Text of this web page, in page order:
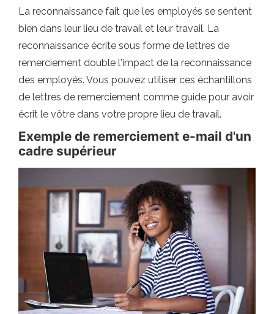
La reconnaissance fait que les employés se sentent
bien dans leur lieu de travail et leur travail. La
reconnaissance écrite sous forme de lettres de
remerciement double l'impact de la reconnaissance
des employés. Vous pouvez utiliser ces échantillons
de lettres de remerciement comme guide pour avoir
écrit le vôtre dans votre propre lieu de travail.
Exemple de remerciement e-mail d'un
cadre supérieur